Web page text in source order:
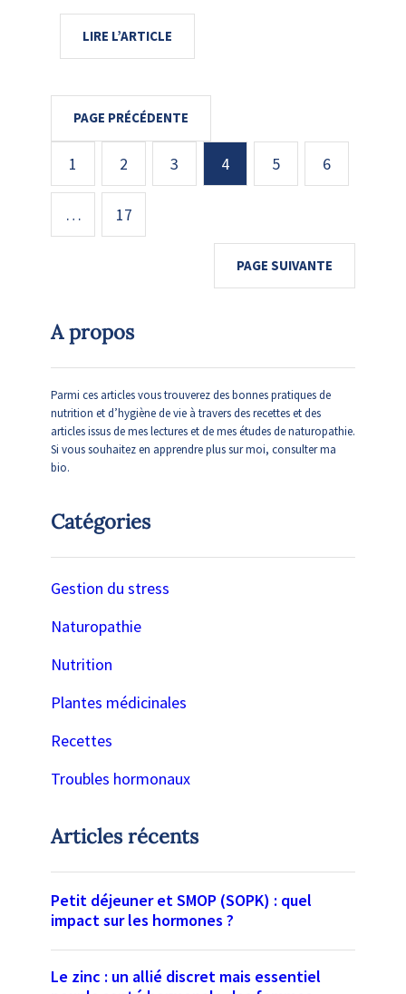
LIRE L’ARTICLE
PAGE PRÉCÉDENTE
1 2 3 4 5 6
… 17
PAGE SUIVANTE
A propos
Parmi ces articles vous trouverez des bonnes pratiques de
nutrition et d’hygiène de vie à travers des recettes et des
articles issus de mes lectures et de mes études de naturopathie.
Si vous souhaitez en apprendre plus sur moi, consulter ma
bio.
Catégories
Gestion du stress
Naturopathie
Nutrition
Plantes médicinales
Recettes
Troubles hormonaux
Articles récents
Petit déjeuner et SMOP (SOPK) : quel
impact sur les hormones ?
Le zinc : un allié discret mais essentiel